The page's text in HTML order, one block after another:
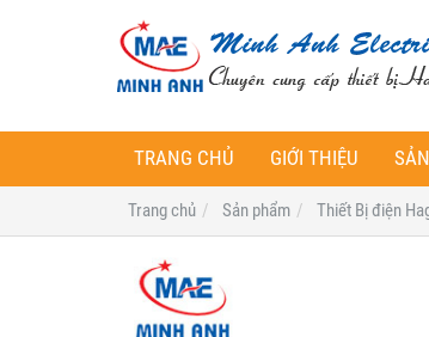
TRANG CHỦ GIỚI THIỆU
Trang chủ Sản phẩm Thiết Bị điện